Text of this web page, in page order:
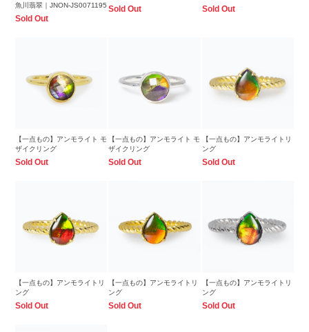
魚川翡翠｜JNON-JS0071195
Sold Out
Sold Out Sold Out
【一点もの】アンモライト モ
ザイクリング
Sold Out
【一点もの】アンモライト モ
ザイクリング
Sold Out
【一点もの】アンモライトリ
ング
Sold Out
【一点もの】アンモライトリ
ング
Sold Out
【一点もの】アンモライトリ
ング
Sold Out
【一点もの】アンモライトリ
ング
Sold Out